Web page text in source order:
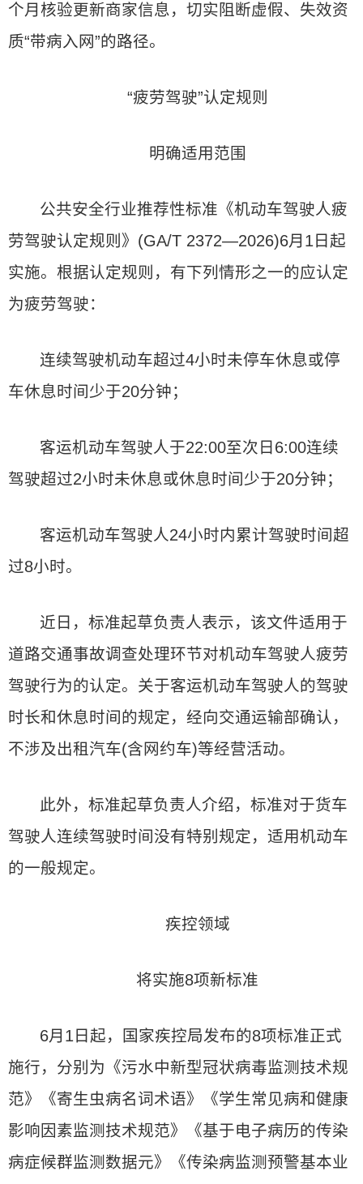
个月核验更新商家信息，切实阻断虚假、失效资
质“带病入网”的路径。
“疲劳驾驶”认定规则
明确适用范围
公共安全行业推荐性标准《机动车驾驶人疲
劳驾驶认定规则》(GA/T 2372—2026)6月1日起
实施。根据认定规则，有下列情形之一的应认定
为疲劳驾驶：
连续驾驶机动车超过4小时未停车休息或停
车休息时间少于20分钟；
客运机动车驾驶人于22:00至次日6:00连续
驾驶超过2小时未休息或休息时间少于20分钟；
客运机动车驾驶人24小时内累计驾驶时间超
过8小时。
近日，标准起草负责人表示，该文件适用于
道路交通事故调查处理环节对机动车驾驶人疲劳
驾驶行为的认定。关于客运机动车驾驶人的驾驶
时长和休息时间的规定，经向交通运输部确认，
不涉及出租汽车(含网约车)等经营活动。
此外，标准起草负责人介绍，标准对于货车
驾驶人连续驾驶时间没有特别规定，适用机动车
的一般规定。
疾控领域
将实施8项新标准
6月1日起，国家疾控局发布的8项标准正式
施行，分别为《污水中新型冠状病毒监测技术规
范》《寄生虫病名词术语》《学生常见病和健康
影响因素监测技术规范》《基于电子病历的传染
病症候群监测数据元》《传染病监测预警基本业